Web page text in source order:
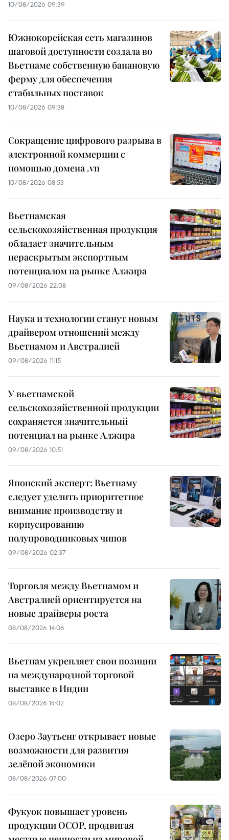
10/08/2026 09:39
Южнокорейская сеть магазинов
шаговой доступности создала во
Вьетнаме собственную банановую
ферму для обеспечения
стабильных поставок
10/08/2026 09:38
Сокращение цифрового разрыва в
электронной коммерции с
помощью домена .vn
10/08/2026 08:53
Вьетнамская
сельскохозяйственная продукция
обладает значительным
нераскрытым экспортным
потенциалом на рынке Алжира
09/08/2026 22:08
Наука и технологии станут новым
драйвером отношений между
Вьетнамом и Австралией
09/08/2026 11:15
У вьетнамской
сельскохозяйственной продукции
сохраняется значительный
потенциал на рынке Алжира
09/08/2026 10:51
Японский эксперт: Вьетнаму
следует уделить приоритетное
внимание производству и
корпусированию
полупроводниковых чипов
09/08/2026 02:37
Торговля между Вьетнамом и
Австралией ориентируется на
новые драйверы роста
08/08/2026 14:06
Вьетнам укрепляет свои позиции
на международной торговой
выставке в Индии
08/08/2026 14:02
Озеро Заутьенг открывает новые
возможности для развития
зелёной экономики
08/08/2026 07:00
Фукуок повышает уровень
продукции OCOP, продвигая